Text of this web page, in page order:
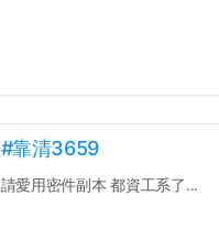
#靠清3659
請愛用密件副本 都資工系了...